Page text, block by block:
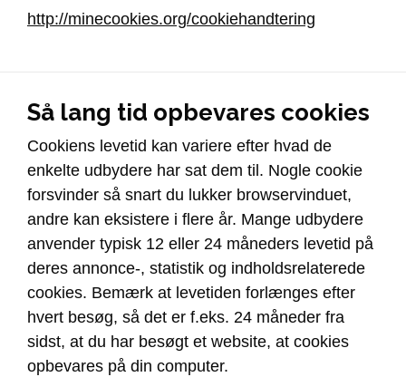
http://minecookies.org/cookiehandtering
Så lang tid opbevares cookies
Cookiens levetid kan variere efter hvad de
enkelte udbydere har sat dem til. Nogle cookie
forsvinder så snart du lukker browservinduet,
andre kan eksistere i flere år. Mange udbydere
anvender typisk 12 eller 24 måneders levetid på
deres annonce-, statistik og indholdsrelaterede
cookies. Bemærk at levetiden forlænges efter
hvert besøg, så det er f.eks. 24 måneder fra
sidst, at du har besøgt et website, at cookies
opbevares på din computer.